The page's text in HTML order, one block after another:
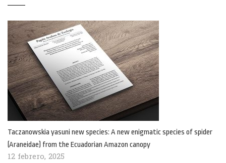
Taczanowskia yasuni new species: A new enigmatic species of spider
(Araneidae) from the Ecuadorian Amazon canopy
12 febrero, 2025